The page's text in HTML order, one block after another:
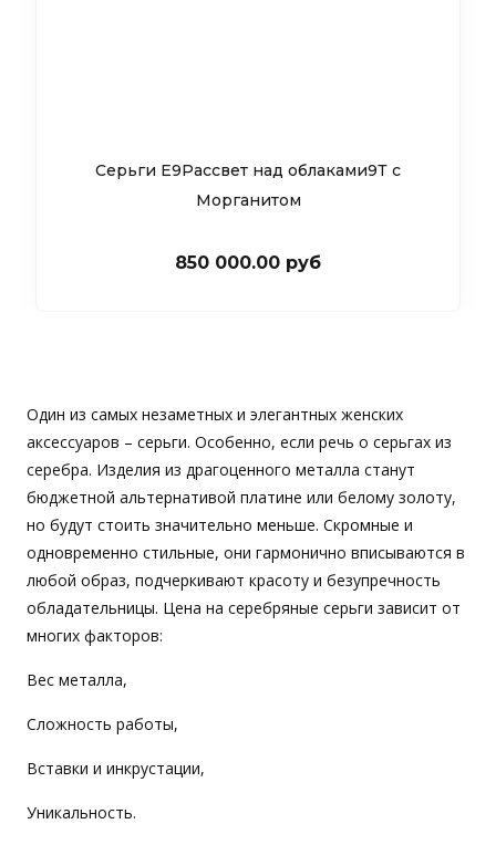
Серьги Е9Рассвет над облаками9Т c
Морганитом
850 000.00 руб
Один из самых незаметных и элегантных женских
аксессуаров – серьги. Особенно, если речь о серьгах из
серебра. Изделия из драгоценного металла станут
бюджетной альтернативой платине или белому золоту,
но будут стоить значительно меньше. Скромные и
одновременно стильные, они гармонично вписываются в
любой образ, подчеркивают красоту и безупречность
обладательницы. Цена на серебряные серьги зависит от
многих факторов:
Вес металла,
Сложность работы,
Вставки и инкрустации,
Уникальность.